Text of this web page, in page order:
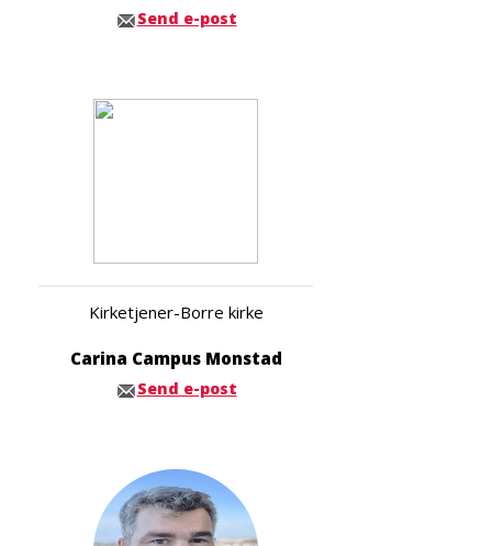
Send e-post
Kirketjener-Borre kirke
Carina Campus Monstad
Send e-post